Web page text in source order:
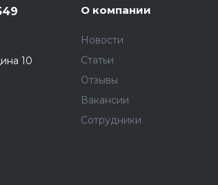
10
О компании
Новости
Статьи
Отзывы
Вакансии
Сотрудники